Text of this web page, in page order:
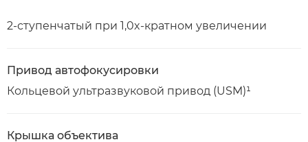
2-ступенчатый при 1,0x-кратном увеличении
Привод автофокусировки
Кольцевой ультразвуковой привод (USM)¹
Крышка объектива